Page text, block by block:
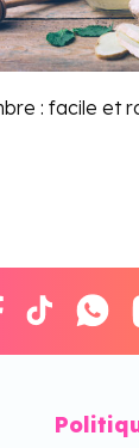
: facile et